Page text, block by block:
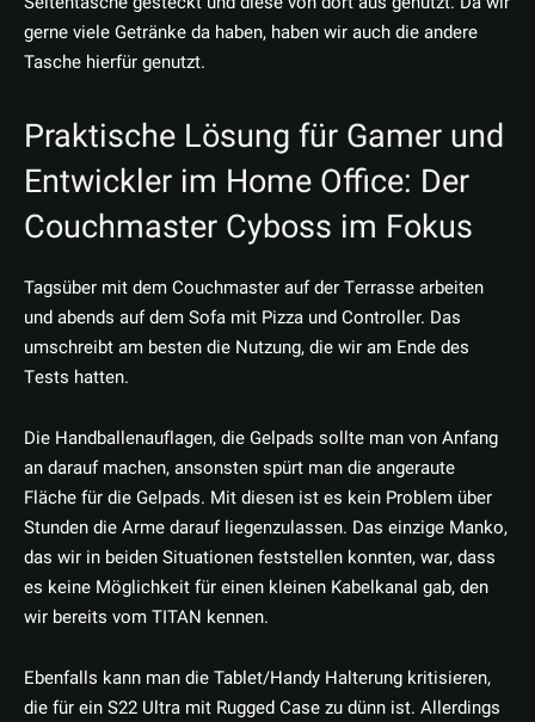
gerne viele Getränke da haben, haben wir auch die andere
Tasche hierfür genutzt.
Praktische Lösung für Gamer und
Entwickler im Home Office: Der
Couchmaster Cyboss im Fokus
Tagsüber mit dem Couchmaster auf der Terrasse arbeiten
und abends auf dem Sofa mit Pizza und Controller. Das
umschreibt am besten die Nutzung, die wir am Ende des
Tests hatten.
Die Handballenauflagen, die Gelpads sollte man von Anfang
an darauf machen, ansonsten spürt man die angeraute
Fläche für die Gelpads. Mit diesen ist es kein Problem über
Stunden die Arme darauf liegenzulassen. Das einzige Manko,
das wir in beiden Situationen feststellen konnten, war, dass
es keine Möglichkeit für einen kleinen Kabelkanal gab, den
wir bereits vom TITAN kennen.
Ebenfalls kann man die Tablet/Handy Halterung kritisieren,
die für ein S22 Ultra mit Rugged Case zu dünn ist. Allerdings